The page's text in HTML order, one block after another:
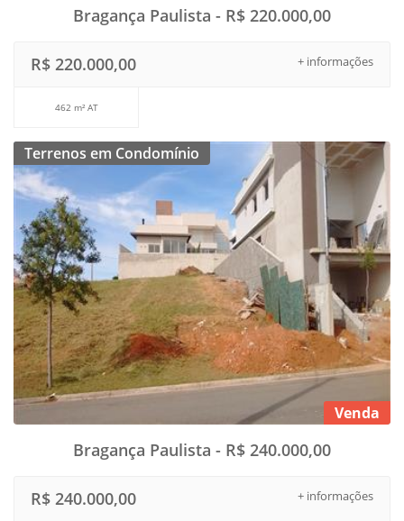
Bragança Paulista - R$ 220.000,00
+ informações
R$ 220.000,00
462 m² AT
Terrenos em Condomínio
Venda
Bragança Paulista - R$ 240.000,00
+ informações
R$ 240.000,00